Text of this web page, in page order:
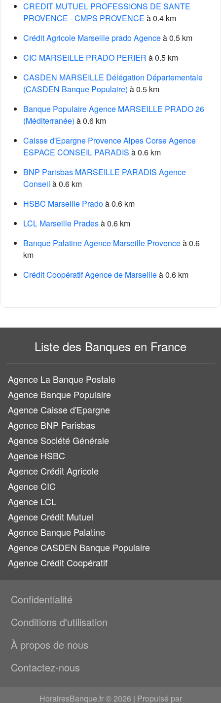
CREDIT MUTUEL PROFESSIONS DE SANTE
PROVENCE - CMPS PROVENCE à 0.4 km
Crédit Agricole Marseille prado Agenceà 0.5 km
CIC MARSEILLE PRADO PERIER à 0.5 km
CASDEN MARSEILLE Délégation Départementale
(CASDEN Banque Populaire) à 0.5 km
Banque Populaire Agence MARSEILLE PRADO 26
(Méditerranée) à 0.6 km
Caisse d'Epargne Provence Alpes Corse Agence
ESPACE CONSEIL PARADIS à 0.6 km
BNP Parisbas MARSEILLE PARADIS Agence
Conseil à 0.6 km
HSBC Marseille Pradoà 0.6 km
LCL Marseille Pradesà 0.6 km
Banque Palatine Agence Marseille Provenceà 0.6
km
Crédit Coopératif Agence de Marseilleà 0.6 km
Liste des Banques en France
Agence La Banque Postale
Agence Banque Populaire
Agence Caisse d'Epargne
Agence BNP Parisbas
Agence Société Générale
Agence HSBC
Agence Crédit Agricole
Agence CIC
Agence LCL
Agence Crédit Mutuel
Agence Banque Palatine
Agence CASDEN Banque Populaire
Agence Crédit Coopératif
Confidentialité
Conditions d'utilisation
À propos de nous
Contactez-nous
HorairesBanque.fr © 2026 | Propulsé par